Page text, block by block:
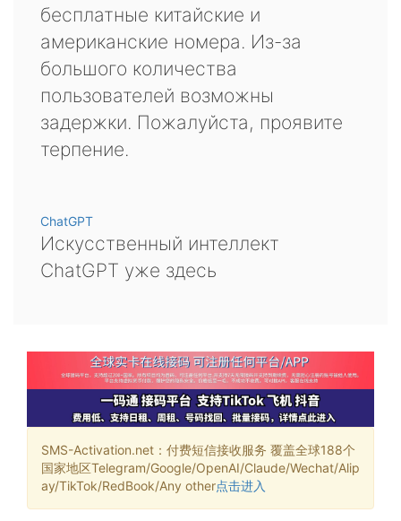
бесплатные китайские и
американские номера. Из-за
большого количества
пользователей возможны
задержки. Пожалуйста, проявите
терпение.
ChatGPT
Искусственный интеллект
ChatGPT уже здесь
SMS-Activation.net：付费短信接收服务 覆盖全球188个
国家地区Telegram/Google/OpenAI/Claude/Wechat/Alip
ay/TikTok/RedBook/Any other点击进入